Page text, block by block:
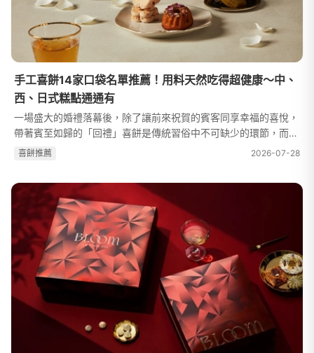
手工喜餅14家口袋名單推薦！用料天然吃得超健康～中、
西、日式糕點通通有
一場盛大的婚禮落幕後，除了讓前來祝賀的賓客同享幸福的喜悅，
帶著賓至如歸的「回禮」喜餅是傳統習俗中不可缺少的環節，而在
時間的與時俱進下，喜餅的款式和選擇可說越來越多元啦！其中，
喜餅推薦 2026-07-28